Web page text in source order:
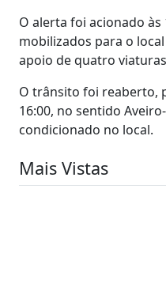
O alerta foi acionado às
mobilizados para o
apoio de quatro
O trânsito foi reaberto,
16:00, no sentido
condicionado no local.
Mais Vistas